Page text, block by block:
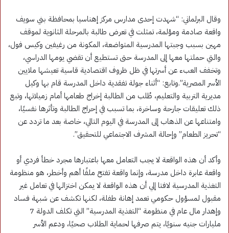
وقال البرلماني: “شهدت إحدى مدارس مركز إهناسيا بمحافظة بني سويف
واقعة صادمة ومؤلمة، تمثلت في تعرض طالبة بالمرحلة الثانوية لموقف
مهين بسبب وجبتها المدرسية المتواضعة، المكونة من رغيفين وكيس فول،
والتي حملتها معها إلى المدرسة حتى تستطيع أن تقضي يومها الدراسي،
وتخفف العبء عن أسرتها في ظل ظروف اقتصادية قاسية تعيشها ملايين
الأسر المصرية”.وتابع: “أثناء جولة تفقدية داخل المدرسة قام بها وكيل
مديرية التربية والتعليم، طُلب من الطالبة إخراج طعامها أمام زميلاتها، وتبع
ذلك تعليقات جارحة وساخرة، بما تسبب في إحراج الطالبة وتأثرها نفسيًا،
وامتناعها عن الذهاب إلى المدرسة في اليوم التالي، خاصة بعد ما تردد عن
“تحريز الطعام” وإحالة المشرف الاجتماعي للتحقيق”.
وأكد أن هذه الواقعة لا يجب التعامل معها باعتبارها مجرد خطأ فردي أو
واقعة عابرة داخل مدرسة، وإنما واقعة تفتح ملفًا أهم وأخطر، هو منظومة
التغذية المدرسية لافتا إلي أن هذه الواقعة لا يمكن اختزالها في تعامل غير
مقبول لمسؤول حكومي تعمد إهانة طفلة، لكنها تكشف عن شبهة فساد
وإهدار مال عام في منظومة “التغذية المدرسية” التي تكلف الدولة 7
مليارات جنيه سنويًا، يتم صرفها لحماية الطلاب صحيًا، ودعم الأسر